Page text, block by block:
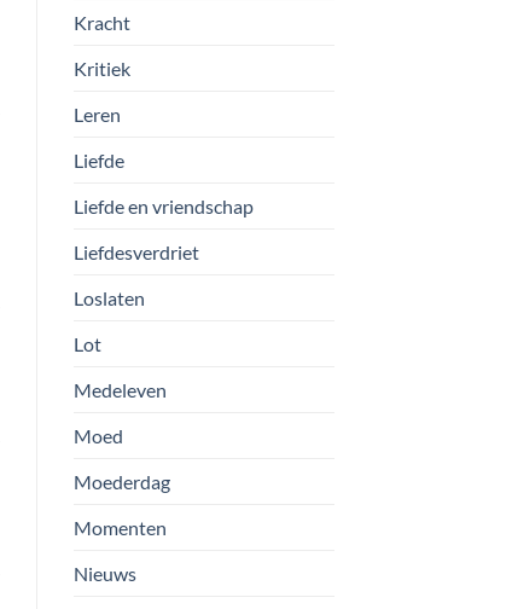
Kracht
Kritiek
Leren
Liefde
Liefde en vriendschap
Liefdesverdriet
Loslaten
Lot
Medeleven
Moed
Moederdag
Momenten
Nieuws